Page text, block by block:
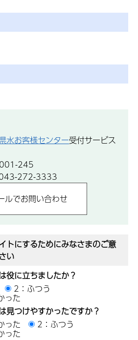
水お客様センター受付サービス
245
043-272-3333
トにするためにみなさまのご意
い
役に立ちましたか？
2：ふつう
った
見つけやすかったですか？
った
2：ふつう
った